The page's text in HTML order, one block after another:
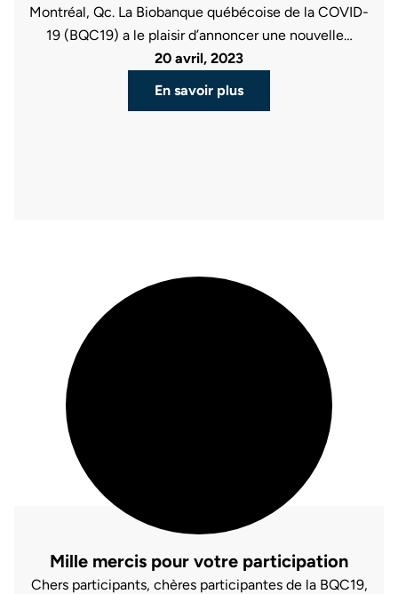
Montréal, Qc. La Biobanque québécoise de la COVID-
19 (BQC19) a le plaisir d’annoncer une nouvelle…
20 avril, 2023
En savoir plus
Mille mercis pour votre participation
Chers participants, chères participantes de la BQC19,